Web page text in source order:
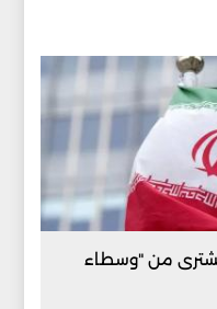
يُشترى من "وسطاء